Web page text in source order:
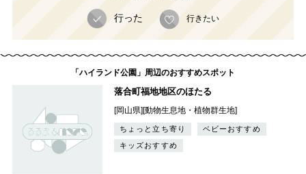
行った 行きたい
「ハイランド公園」周辺のおすすめスポット
落合町福地地区のほたる
[岡山県][動物生息地・植物群生地]
ちょっと立ち寄り
ベビーおすすめ
キッズおすすめ